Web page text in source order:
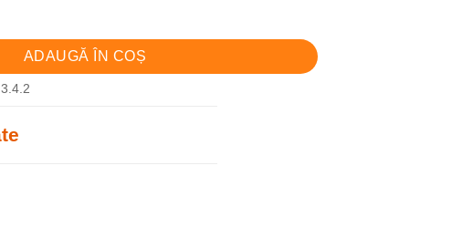
769A 12V Batery
ADAUGĂ ÎN COȘ